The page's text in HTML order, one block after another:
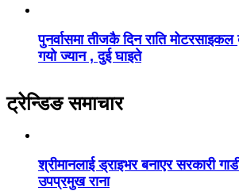
पुनर्वासमा तीजकै दिन राति
गयो ज्यान , दुई घाइते
ट्रेन्डिङ समाचार
श्रीमानलाई ड्राइभर बनाएर सरकारी
उपप्रमुख राना